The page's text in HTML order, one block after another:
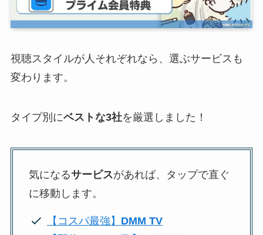
視聴スタイルが人それぞれなら、選ぶサービスも
変わります。
タイプ別にベストな3社を厳選しました！
気になるサービスがあれば、タップで直ぐ
に移動します。
【コスパ最強】 DMM TV